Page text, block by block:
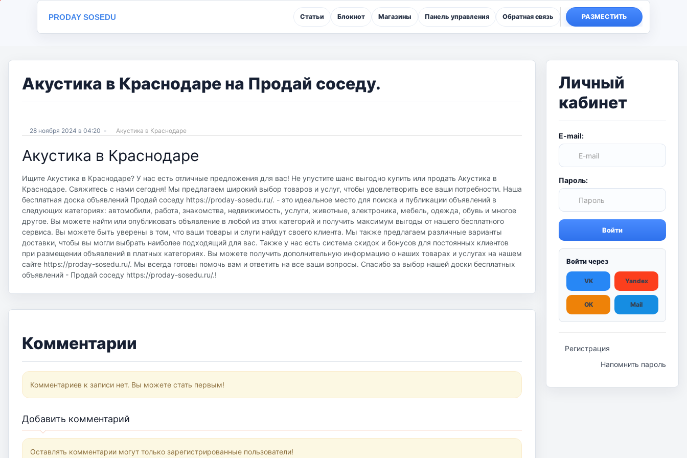
PRODAY SOSEDU Статьи Блокнот Магазины Панель управления Обратная связь РАЗМЕСТИТЬ
Акустика в Краснодаре на Продай соседу.
28 ноября 2024 в 04:20 - Акустика в Краснодаре
Акустика в Краснодаре
Ищите Акустика в Краснодаре? У нас есть отличные предложения для вас! Не упустите шанс выгодно купить или продать Акустика в
Краснодаре. Свяжитесь с нами сегодня! Мы предлагаем широкий выбор товаров и услуг, чтобы удовлетворить все ваши потребности. Наша
бесплатная доска объявлений Продай соседу https://proday-sosedu.ru/. - это идеальное место для поиска и публикации объявлений в
следующих категориях: автомобили, работа, знакомства, недвижимость, услуги, животные, электроника, мебель, одежда, обувь и многое
другое. Вы можете найти или опубликовать объявление в любой из этих категорий и получить максимум выгоды от нашего бесплатного
сервиса. Вы можете быть уверены в том, что ваши товары и слуги найдут своего клиента. Мы также предлагаем различные варианты
доставки, чтобы вы могли выбрать наиболее подходящий для вас. Также у нас есть система скидок и бонусов для постоянных клиентов
при размещении объявлений в платных категориях. Вы можете получить дополнительную информацию о наших товарах и услугах на нашем
сайте https://proday-sosedu.ru/. Мы всегда готовы помочь вам и ответить на все ваши вопросы. Спасибо за выбор нашей доски бесплатных
объявлений - Продай соседу https://proday-sosedu.ru/.!
Комментарии
Комментариев к записи нет. Вы можете стать первым!
Добавить комментарий
Оставлять комментарии могут только зарегистрированные пользователи!
Личный
кабинет
E-mail:
Пароль:
Войти
Войти через
VK Yandex
OK Mail
Регистрация
Напомнить пароль